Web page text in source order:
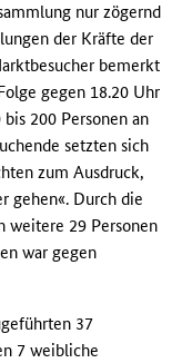
nur zögernd
der Kräfte der
bemerkt
gegen 18.20 Uhr
200 Personen an
setzten sich
zum Ausdruck,
gehen«. Durch die
weitere 29 Personen
war gegen
37
7 weibliche